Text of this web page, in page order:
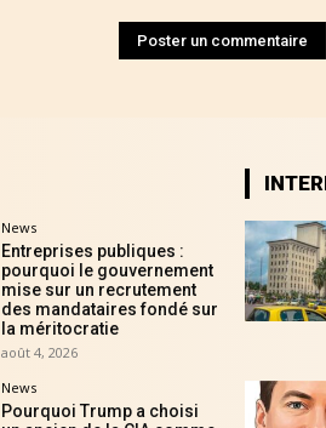
News
Entreprises publiques :
pourquoi le gouvernement
mise sur un recrutement
des mandataires fondé sur
la méritocratie
août 4, 2026
News
Pourquoi Trump a choisi